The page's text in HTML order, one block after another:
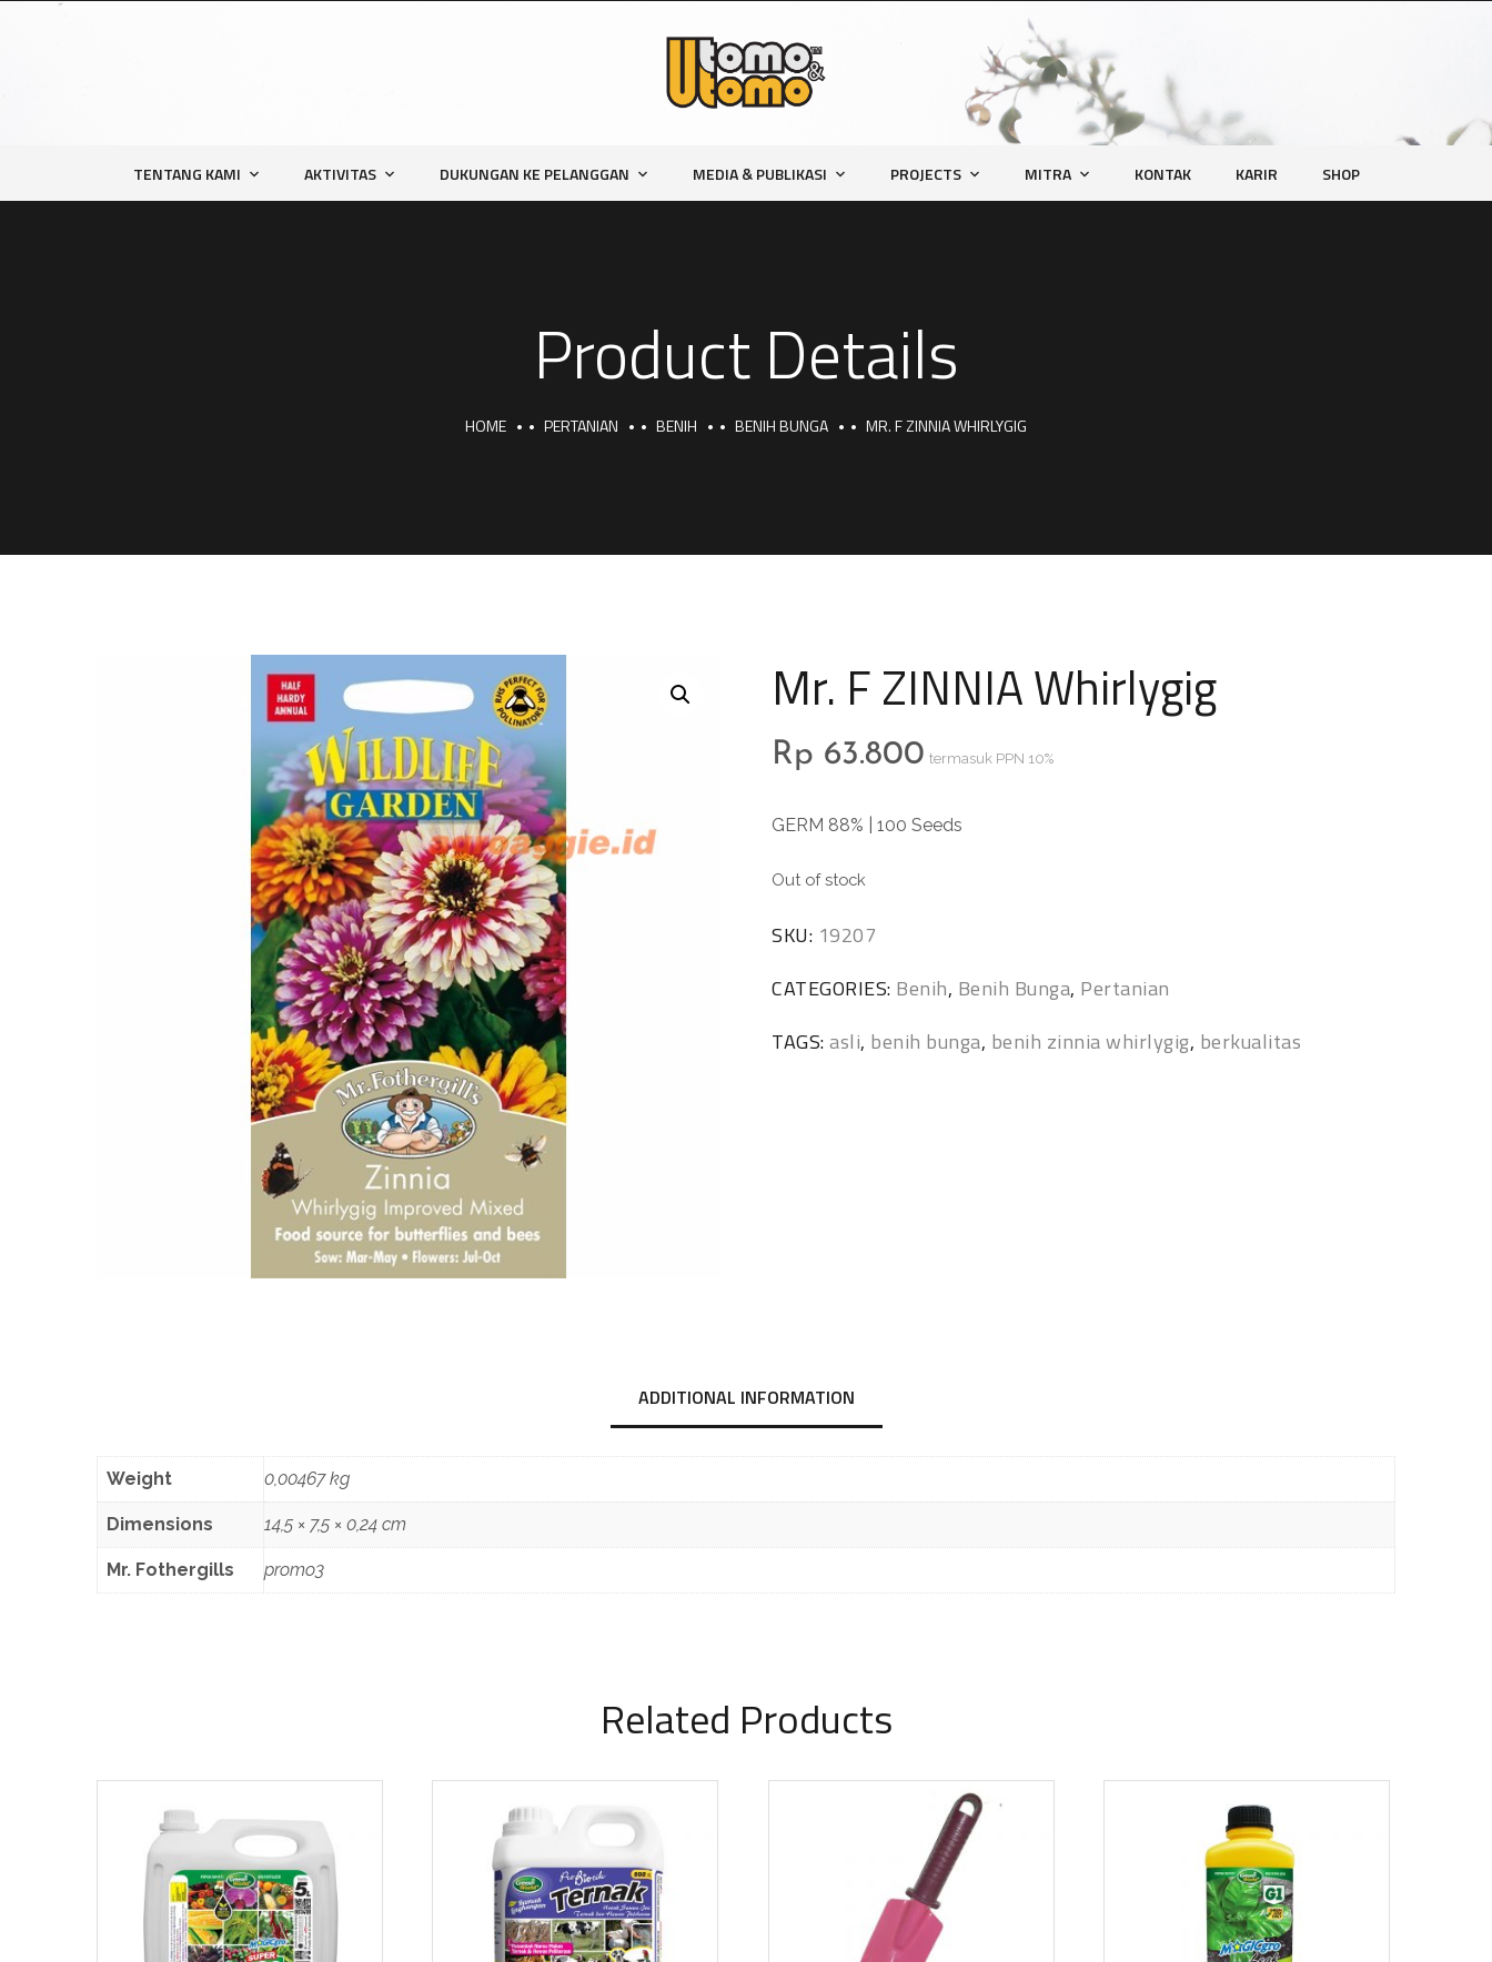
TENTANG KAMI AKTIVITAS DUKUNGAN KE PELANGGAN MEDIA & PUBLIKASI PROJECTS MITRA KONTAK KARIR SHOP
Product Details
HOME PERTANIAN BENIH BENIH BUNGA MR. F ZINNIA WHIRLYGIG
Mr. F ZINNIA Whirlygig
Rp 63.800 termasuk PPN 10%
GERM 88% | 100 Seeds
Out of stock
SKU: 19207
CATEGORIES: Benih, Benih Bunga, Pertanian
TAGS:asli, benih bunga, benih zinnia whirlygig, berkualitas
ADDITIONAL INFORMATION
Weight 0,00467 kg
Dimensions 14,5 × 7,5 × 0,24 cm
Mr. Fothergills promo3
Related Products